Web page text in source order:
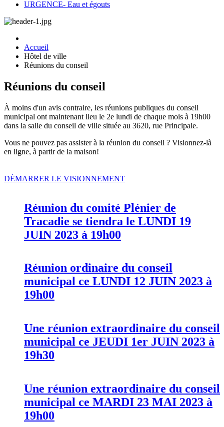
URGENCE- Eau et égouts
Accueil
Hôtel de ville
Réunions du conseil
Réunions du conseil
À moins d'un avis contraire, les réunions publiques du conseil
municipal ont maintenant lieu le 2e lundi de chaque mois à 19h00
dans la salle du conseil de ville située au 3620, rue Principale.
Vous ne pouvez pas assister à la réunion du conseil ? Visionnez-là
en ligne, à partir de la maison!
DÉMARRER LE VISIONNEMENT
Réunion du comité Plénier de
Tracadie se tiendra le LUNDI 19
JUIN 2023 à 19h00
Réunion ordinaire du conseil
municipal ce LUNDI 12 JUIN 2023 à
19h00
Une réunion extraordinaire du conseil
municipal ce JEUDI 1er JUIN 2023 à
19h30
Une réunion extraordinaire du conseil
municipal ce MARDI 23 MAI 2023 à
19h00